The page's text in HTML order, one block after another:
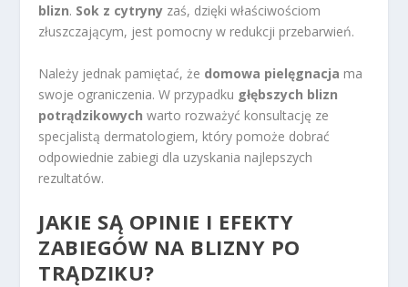
blizn. Sok z cytryny zaś, dzięki właściwościom
złuszczającym, jest pomocny w redukcji przebarwień.
Należy jednak pamiętać, że domowa pielęgnacja ma
swoje ograniczenia. W przypadku głębszych blizn
potrądzikowych warto rozważyć konsultację ze
specjalistą dermatologiem, który pomoże dobrać
odpowiednie zabiegi dla uzyskania najlepszych
rezultatów.
JAKIE SĄ OPINIE I EFEKTY
ZABIEGÓW NA BLIZNY PO
TRĄDZIKU?